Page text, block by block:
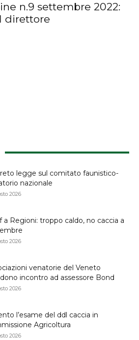
n.9 settembre 2022:
direttore
legge sul comitato faunistico-
nazionale
2026
a Regioni: troppo caldo, no caccia a
2026
venatorie del Veneto
incontro ad assessore Bond
2026
l’esame del ddl caccia in
Agricoltura
2026